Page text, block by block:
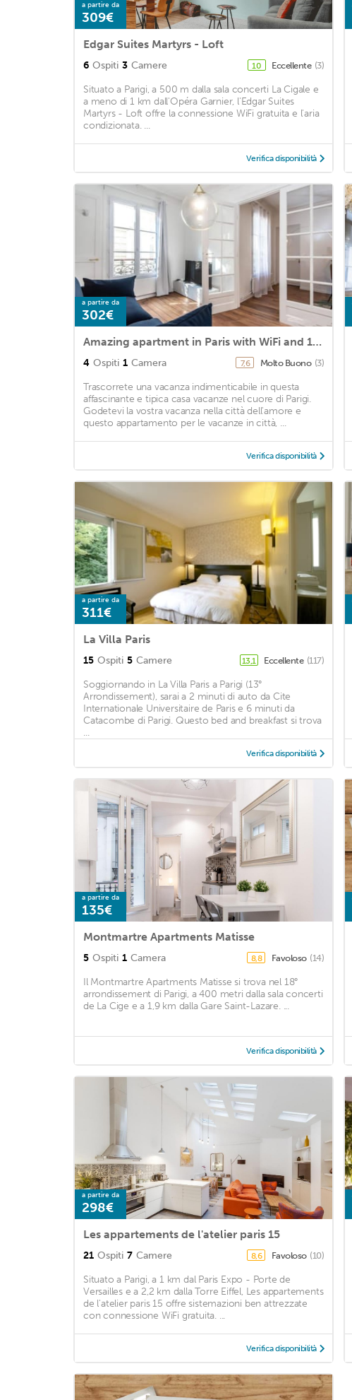
a partire da
309€
Edgar Suites Martyrs - Loft
6 Ospiti 3 Camere 10 Eccellente (3)
Situato a Parigi, a 500 m dalla sala concerti La Cigale e
a meno di 1 km dall'Opéra Garnier, l'Edgar Suites
Martyrs - Loft offre la connessione WiFi gratuita e l'aria
condizionata. ...
Verifica disponibilità
a partire da
302€
Amazing apartment in Paris with WiFi and 1 Bedrooms
4 Ospiti 1 Camera 7,6 Molto Buono (3)
Trascorrete una vacanza indimenticabile in questa
affascinante e tipica casa vacanze nel cuore di Parigi.
Godetevi la vostra vacanza nella città dell'amore e
questo appartamento per le vacanze in città, ...
Verifica disponibilità
a partire da
311€
La Villa Paris
15 Ospiti 5 Camere 13,1 Eccellente (117)
Soggiornando in La Villa Paris a Parigi (13°
Arrondissement), sarai a 2 minuti di auto da Cite
Internationale Universitaire de Paris e 6 minuti da
Catacombe di Parigi. Questo bed and breakfast si trova
...
Verifica disponibilità
a partire da
135€
Montmartre Apartments Matisse
5 Ospiti 1 Camera 8,8 Favoloso (14)
Il Montmartre Apartments Matisse si trova nel 18°
arrondissement di Parigi, a 400 metri dalla sala concerti
de La Cige e a 1,9 km dalla Gare Saint-Lazare. ...
Verifica disponibilità
a partire da
298€
Les appartements de l'atelier paris 15
21 Ospiti 7 Camere 8,6 Favoloso (10)
Situato a Parigi, a 1 km dal Paris Expo - Porte de
Versailles e a 2,2 km dalla Torre Eiffel, Les appartements
de l'atelier paris 15 offre sistemazioni ben attrezzate
con connessione WiFi gratuita. ...
Verifica disponibilità